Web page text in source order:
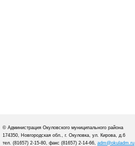
© Администрация Окуловского муниципального района
174350, Новгородская обл., г. Окуловка, ул. Кирова, д.6
тел. (81657) 2-15-80, факс (81657) 2-14-66, adm@okuladm.ru